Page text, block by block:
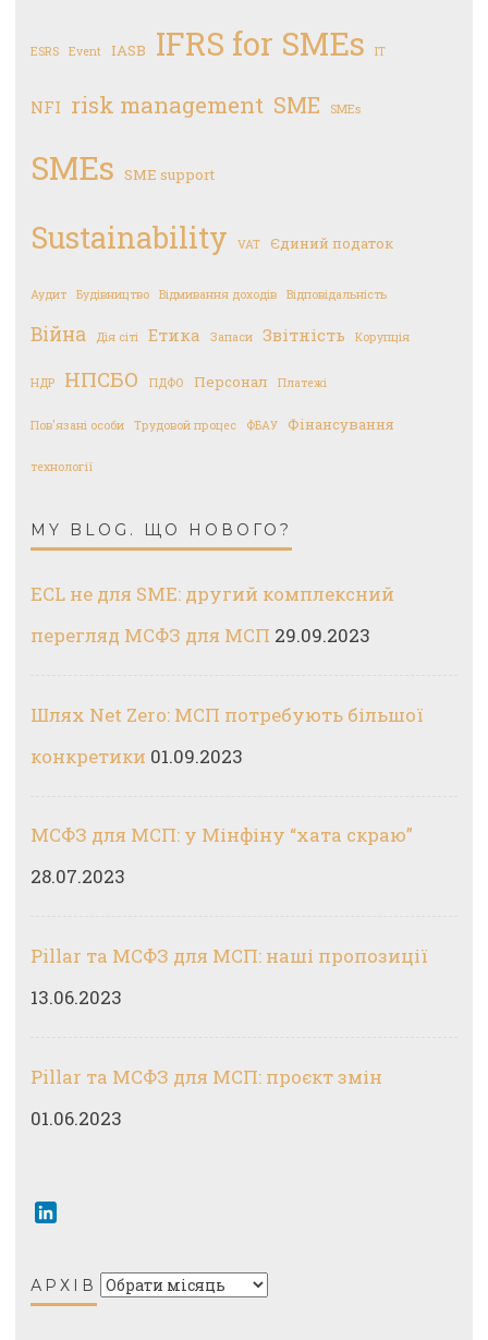
ESRS Event IASB IFRS for SMEs IT
NFI risk management SME SMEs
SMEs SME support
Sustainability VAT Єдиний податок
Аудит Будівництво Відмивання доходів Відповідальність
Війна Дія сіті Етика Запаси Звітність Корупція
НДР НПСБО ПДФО Персонал Платежі
Пов'язані особи Трудовой процес ФБАУ Фінансування
технології
MY BLOG. ЩО НОВОГО?
ECL не для SME: другий комплексний
перегляд МСФЗ для МСП 29.09.2023
Шлях Net Zero: МСП потребують більшої
конкретики 01.09.2023
МСФЗ для МСП: у Мінфіну “хата скраю”
28.07.2023
Pillar та МСФЗ для МСП: наші пропозиції
13.06.2023
Pillar та МСФЗ для МСП: проєкт змін
01.06.2023
АРХІВ Архів